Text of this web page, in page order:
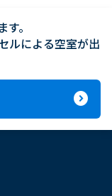
。
ルによる空室が出
expand_circle_right